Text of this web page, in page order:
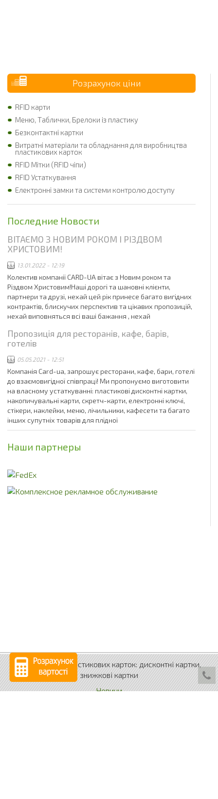
Розрахунок ціни
RFID карти
Меню, Таблички, Брелоки із пластику
Безконтактні картки
Витратні матеріали та обладнання для виробництва
пластикових карток
RFID Мітки (RFID чіпи)
RFID Устаткування
Електронні замки та системи контролю доступу
Последние Новости
ВІТАЄМО З НОВИМ РОКОМ І РІЗДВОМ
ХРИСТОВИМ!
13.01.2022 - 12:19
Колектив компанії CARD-UA вітає з Новим роком та
Різдвом Христовим!Наші дорогі та шановні клієнти,
партнери та друзі, нехай цей рік принесе багато вигідних
контрактів, блискучих перспектив та цікавих пропозицій,
нехай виповняться всі ваші бажання , нехай
Пропозиція для ресторанів, кафе, барів,
готелів
05.05.2021 - 12:51
Компанія Card-ua, запрошує ресторани, кафе, бари, готелі
до взаємовигідної співпраці! Ми пропонуємо виготовити
на власному устаткуванні: пластикові дисконтні картки,
накопичувальні карти, скретч-карти, електронні ключі,
стікери, наклейки, меню, лічильники, кафесети та багато
інших супутніх товарів для плідної
Наши партнеры
Виробництво пластикових карток: дисконтні картки,
знижкові картки
Новини